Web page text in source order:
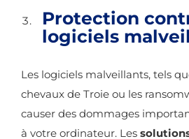
Protection
logiciels
Les logiciels malveillants, tels
chevaux de Troie ou les
causer des dommages
à votre ordinateur. Les